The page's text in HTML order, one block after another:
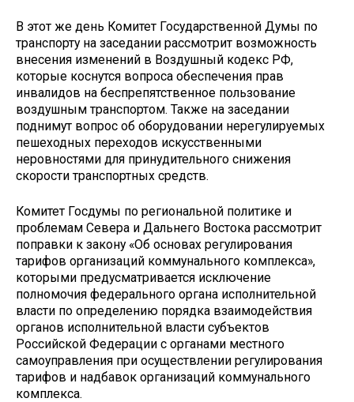
В этот же день Комитет Государственной Думы по
транспорту на заседании рассмотрит возможность
внесения изменений в Воздушный кодекс РФ,
которые коснутся вопроса обеспечения прав
инвалидов на беспрепятственное пользование
воздушным транспортом. Также на заседании
поднимут вопрос об оборудовании нерегулируемых
пешеходных переходов искусственными
неровностями для принудительного снижения
скорости транспортных средств.
Комитет Госдумы по региональной политике и
проблемам Севера и Дальнего Востока рассмотрит
поправки к закону «Об основах регулирования
тарифов организаций коммунального комплекса»,
которыми предусматривается исключение
полномочия федерального органа исполнительной
власти по определению порядка взаимодействия
органов исполнительной власти субъектов
Российской Федерации с органами местного
самоуправления при осуществлении регулирования
тарифов и надбавок организаций коммунального
комплекса.